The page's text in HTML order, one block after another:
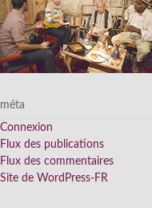
méta
Connexion
Flux des publications
Flux des commentaires
Site de WordPress-FR